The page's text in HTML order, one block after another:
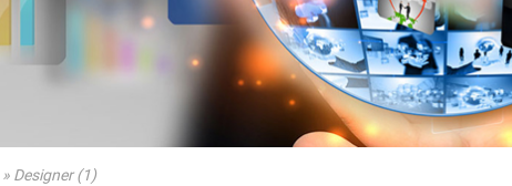
» Designer (1)